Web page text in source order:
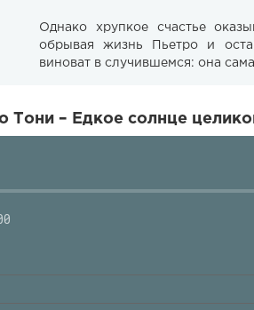
Однако хрупкое счастье
обрывая жизнь Пьетро и
виноват в случившемся: она
Тони – Едкое солнце